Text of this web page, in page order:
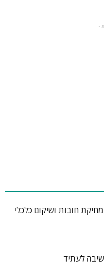
-
מחיקת חובות ושיקום כלכלי
לעתיד